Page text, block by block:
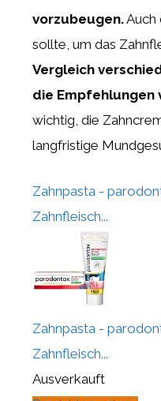
vorzubeugen.Auch
sollte, um das
Vergleich
die Empfehlungen
wichtig, die
langfristige
Zahnpasta -
Zahnfleisch...
Zahnpasta -
Zahnfleisch...
Ausverkauft